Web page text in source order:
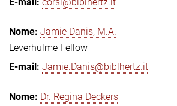
Jamie Danis, M.A.
Leverhulme Fellow
Jamie.Danis@biblhertz.it
Dr. Regina Deckers